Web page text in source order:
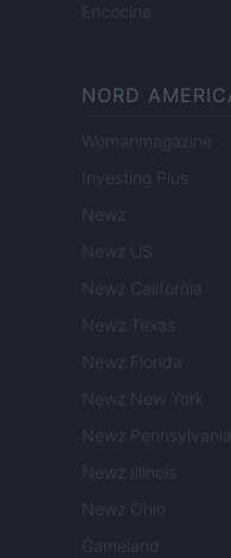
Encocina
NORD
Womanmagazine
Investing Plus
Newz
Newz US
Newz California
Newz Texas
Newz Florida
Newz New York
Newz Pennsylvania
Newz Illinois
Newz Ohio
Gameland